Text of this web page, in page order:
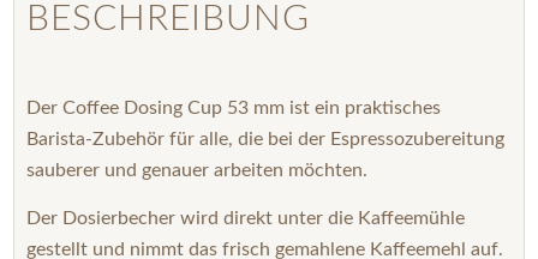
BESCHREIBUNG
Der Coffee Dosing Cup 53 mm ist ein praktisches
Barista-Zubehör für alle, die bei der Espressozubereitung
sauberer und genauer arbeiten möchten.
Der Dosierbecher wird direkt unter die Kaffeemühle
gestellt und nimmt das frisch gemahlene Kaffeemehl auf.